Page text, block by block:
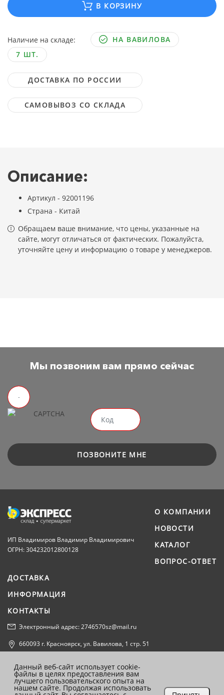
В КОРЗИНУ
Наличие на складе:
НА ВАВИЛОВА
7 ШТ.
ДОСТАВКА ПО РОССИИ
САМОВЫВОЗ СО СКЛАДА
Описание:
Артикул - 92001196
Страна - Китай
Обращаем ваше внимание, что цены, указанные на
сайте, могут отличаться от фактических. Пожалуйста,
уточняйте цену и информацию о товаре у менеджеров.
Мы позвоним вам прямо сейчас
ПОЗВОНИТЕ МНЕ
ИП Владимиров Владимир Владимирович
ОГРН: 304232012800128
О КОМПАНИИ
НОВОСТИ
КАТАЛОГ
ВОПРОС-ОТВЕТ
ДОСТАВКА
ИНФОРМАЦИЯ
КОНТАКТЫ
Электронный адрес: 2746570sz@mail.ru
660093 г. Красноярск, ул. Вавилова, 1 стр. 51
Согласие на обработку персональных данных
Данный веб-сайт использует cookie-
файлы в целях предоставления вам
лучшего пользовательского опыта на
нашем сайте. Продолжая использовать